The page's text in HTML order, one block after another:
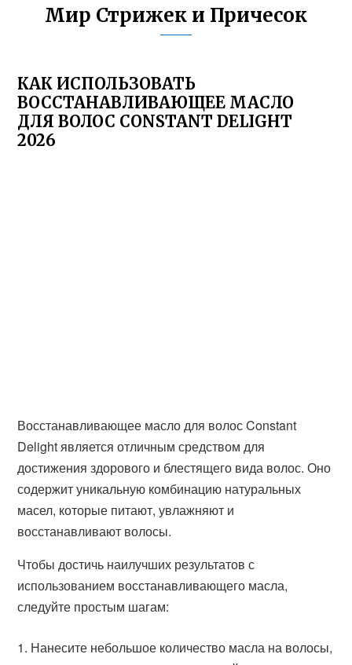
Мир Стрижек и Причесок
КАК ИСПОЛЬЗОВАТЬ
ВОССТАНАВЛИВАЮЩЕЕ МАСЛО
ДЛЯ ВОЛОС CONSTANT DELIGHT
2026
Восстанавливающее масло для волос Constant
Delight является отличным средством для
достижения здорового и блестящего вида волос. Оно
содержит уникальную комбинацию натуральных
масел, которые питают, увлажняют и
восстанавливают волосы.
Чтобы достичь наилучших результатов с
использованием восстанавливающего масла,
следуйте простым шагам:
Нанесите небольшое количество масла на волосы,